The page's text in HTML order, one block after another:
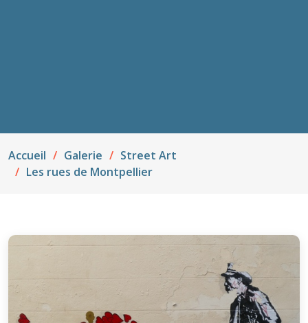
Accueil Galerie
Street Art
Les rues de Montpellier